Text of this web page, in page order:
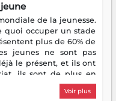
de la jeunesse.
quoi occuper un stade
plus de 60% de
jeunes ne sont pas
le présent, et ils ont
ils sont de plus en
à risquer — souvent
toujours avec cette
Voir plus